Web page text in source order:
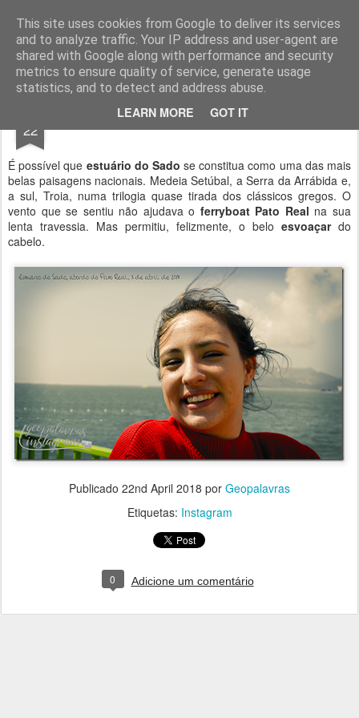
This site uses cookies from Google to deliver its services
and to analyze traffic. Your IP address and user-agent are
shared with Google along with performance and security
metrics to ensure quality of service, generate usage
statistics, and to detect and address abuse.
LEARN MORE GOT IT
Geopalavras
canal800 clique ZapCanal
22 A bordo do Pato Real.
É possível que estuário do Sado se constitua como uma das mais
belas paisagens nacionais. Medeia Setúbal, a Serra da Arrábida e,
a sul, Troia, numa trilogia quase tirada dos clássicos gregos. O
vento que se sentiu não ajudava o ferryboat Pato Real na sua
lenta travessia. Mas permitiu, felizmente, o belo esvoaçardo
cabelo.
Publicado 22nd April 2018 por Geopalavras
Etiquetas: Instagram
0 Adicione um comentário